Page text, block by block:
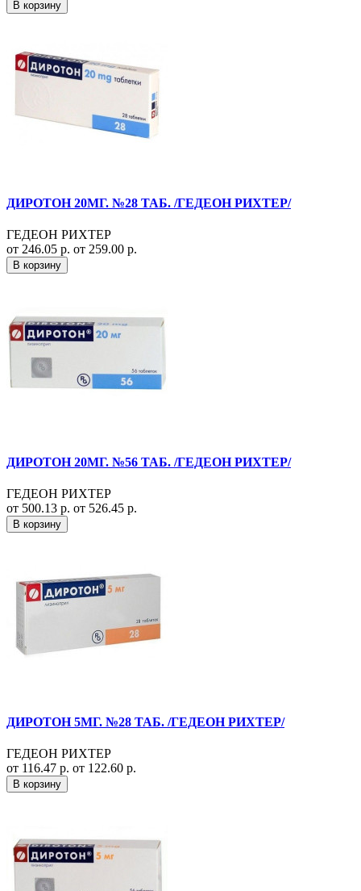
В корзину
ДИРОТОН 20МГ. №28 ТАБ. /ГЕДЕОН РИХТЕР/
ГЕДЕОН РИХТЕР
от 246.05 р. от 259.00 р.
В корзину
ДИРОТОН 20МГ. №56 ТАБ. /ГЕДЕОН РИХТЕР/
ГЕДЕОН РИХТЕР
от 500.13 р. от 526.45 р.
В корзину
ДИРОТОН 5МГ. №28 ТАБ. /ГЕДЕОН РИХТЕР/
ГЕДЕОН РИХТЕР
от 116.47 р. от 122.60 р.
В корзину